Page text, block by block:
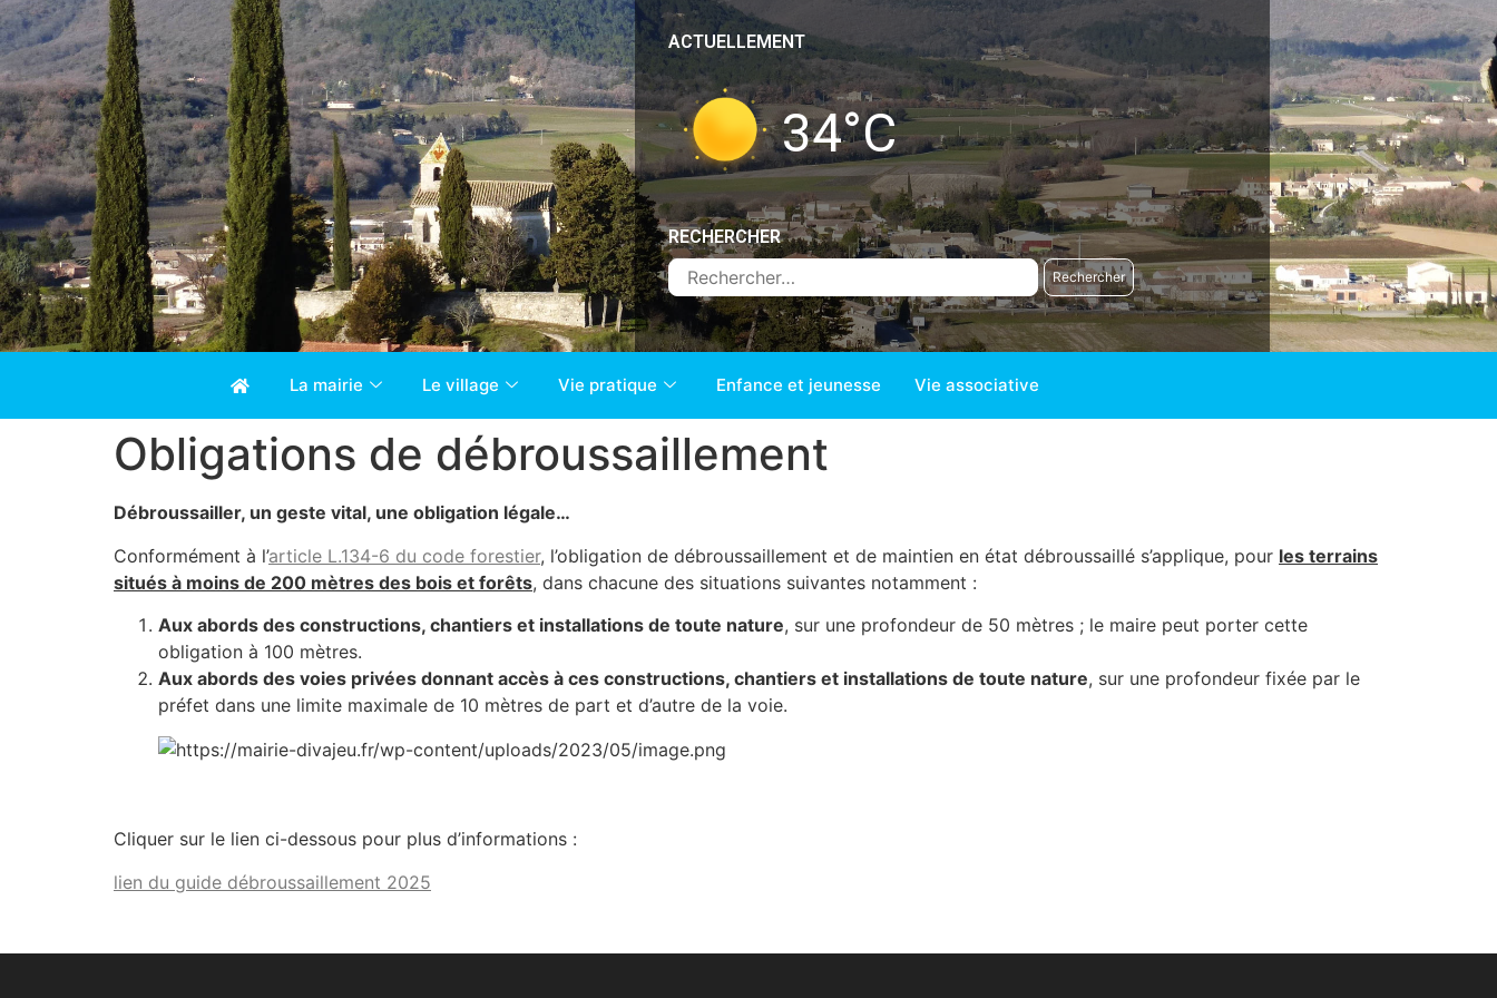
ACTUELLEMENT
34°C
RECHERCHER
La mairie Le village Vie pratique Enfance et jeunesse Vie associative
Obligations de débroussaillement
Débroussailler, un geste vital, une obligation légale…
Conformément à l’article L.134-6 du code forestier, l’obligation de débroussaillement et de maintien en état débroussaillé s’applique, pour les terrains
situés à moins de 200 mètres des bois et forêts, dans chacune des situations suivantes notamment :
Aux abords des constructions, chantiers et installations de toute nature, sur une profondeur de 50 mètres ; le maire peut porter cette
obligation à 100 mètres.
Aux abords des voies privées donnant accès à ces constructions, chantiers et installations de toute nature, sur une profondeur fixée par le
préfet dans une limite maximale de 10 mètres de part et d’autre de la voie.
Cliquer sur le lien ci-dessous pour plus d’informations :
lien du guide débroussaillement 2025